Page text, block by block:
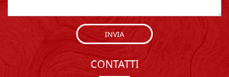
INVIA
CONTATTI